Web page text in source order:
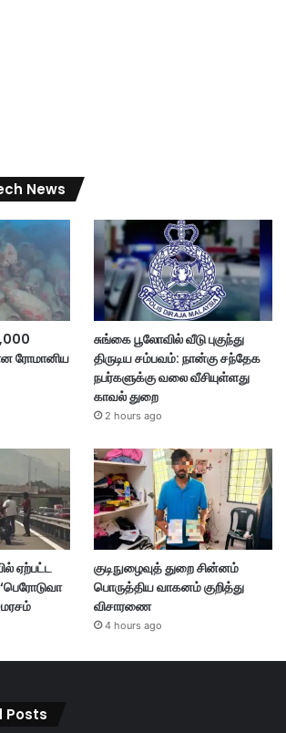
News
ரோமானிய
சுங்கை பூலோவில் வீடு புகுந்து
திருடிய சம்பவம்: நான்கு சந்தேக
நபர்களுக்கு வலை வீசியுள்ளது
காவல் துறை
2 hours ago
ஏற்பட்ட
குடிநுழைவுத் துறை சின்னம்
பொருத்திய வாகனம் குறித்து
விசாரணை
4 hours ago
Posts